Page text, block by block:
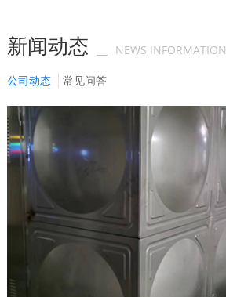
新闻动态 NEWS INFORMATION
公司动态 常见问答